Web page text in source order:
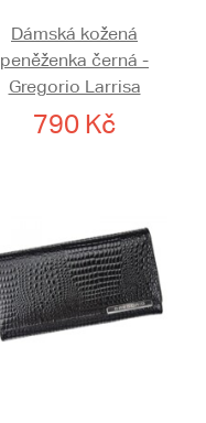
Dámská kožená
peněženka černá -
Gregorio Larrisa
790 Kč